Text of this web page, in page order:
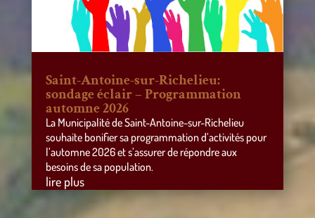
Saint-Antoine-sur-Richelieu:
sondage éclair – Programmation
automne 2026
La Municipalité de Saint-Antoine-sur-Richelieu
souhaite bonifier sa programmation d’activités pour
l’automne 2026 et s’assurer de répondre aux
besoins de sa population.
lire plus